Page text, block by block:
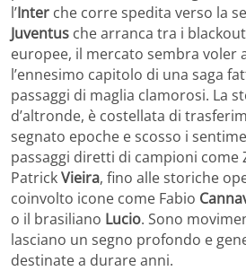
l’Inter che corre spedita verso la
Juventus che arranca tra i
europee, il mercato sembra voler
l’ennesimo capitolo di una saga
passaggi di maglia clamorosi. La
d’altronde, è costellata di
segnato epoche e scosso i
passaggi diretti di campioni come
PatrickVieira, fino alle storiche
coinvolto icone come Fabio
o il brasiliano Lucio. Sono
lasciano un segno profondo e
destinate a durare anni.